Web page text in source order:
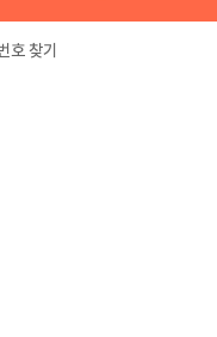
호 찾기